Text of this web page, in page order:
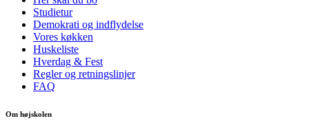
Studietur
Demokrati og indflydelse
Vores køkken
Huskeliste
Hverdag & Fest
Regler og retningslinjer
FAQ
Om højskolen